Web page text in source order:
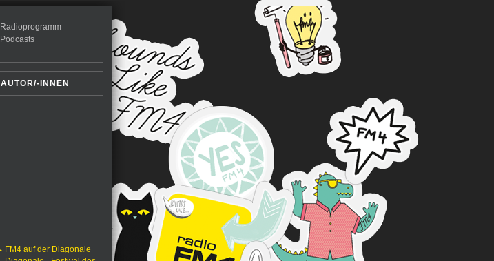
Radioprogramm
Podcasts
AUTOR/-INNEN
FM4 auf der Diagonale